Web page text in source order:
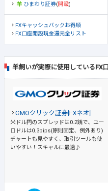
ひまわり証券(開設)
FXキャッシュバックお得順
FX口座開設現金還元全リスト
羊飼いが実際に使用しているFX
GMOクリック証券[FXネオ]
米ドル円のスプレッドは0.2銭で、ユー
ロドルは0.3pips(原則固定、例外あり)
チャートも見やすく、取引ツールも使
いやすい！スキャルに最適♪